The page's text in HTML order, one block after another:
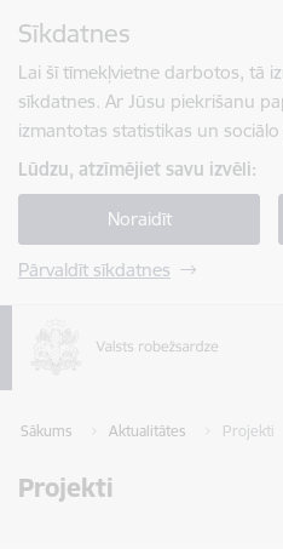
Sīkdatnes
Lai šī tīmekļvietne darbotos, tā
sīkdatnes. Ar Jūsu piekrišanu
izmantotas statistikas un
Lūdzu, atzīmējiet savu izvēli:
Noraidīt
Pārvaldīt sīkdatnes
Sākums Aktualitātes Projekti
Projekti